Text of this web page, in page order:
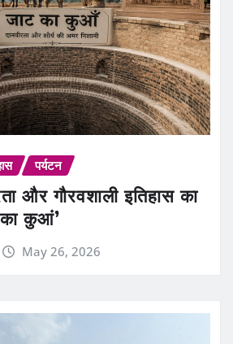
पर्यटन
और गौरवशाली इतिहास का
का कुआं’
May 26, 2026